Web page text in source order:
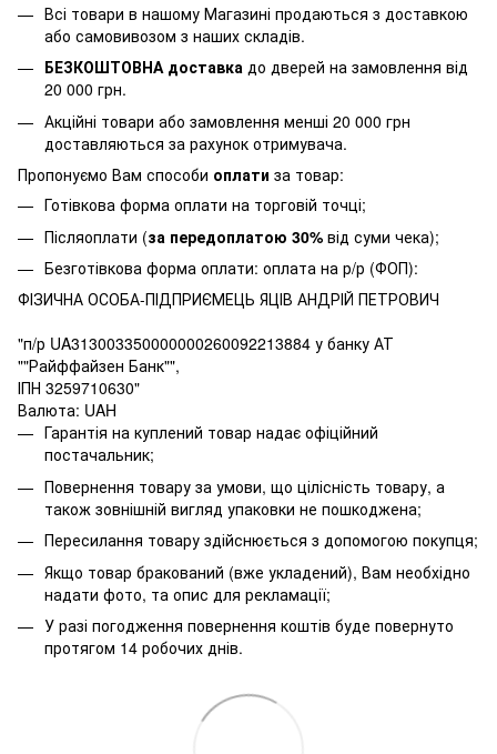
Всі товари в нашому Магазині продаються з доставкою
або самовивозом з наших складів.
БЕЗКОШТОВНА доставка до дверей на замовлення від
20 000 грн.
Акційні товари або замовлення менші 20 000 грн
доставляються за рахунок отримувача.
Пропонуємо Вам способи оплати за товар:
Готівкова форма оплати на торговій точці;
Післяоплати (за передоплатою 30% від суми чека);
Безготівкова форма оплати: оплата на р/р (ФОП):
ФІЗИЧНА ОСОБА-ПІДПРИЄМЕЦЬ ЯЦІВ АНДРІЙ ПЕТРОВИЧ
"п/р UA313003350000000260092213884 у банку АТ
""Райффайзен Банк"",
ІПН 3259710630"
Валюта: UAH
Гарантія на куплений товар надає офіційний
постачальник;
Повернення товару за умови, що цілісність товару, а
також зовнішній вигляд упаковки не пошкоджена;
Пересилання товару здійснюється з допомогою покупця;
Якщо товар бракований (вже укладений), Вам необхідно
надати фото, та опис для рекламації;
У разі погодження повернення коштів буде повернуто
протягом 14 робочих днів.